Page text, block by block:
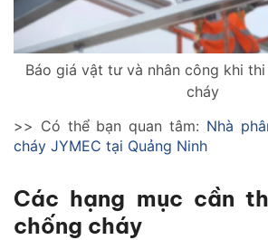
Báo giá vật tư và nhân công khi
cháy
>> Có thể bạn quan tâm: Nhà
cháy JYMEC tại Quảng Ninh
Các hạng mục cần
chống cháy